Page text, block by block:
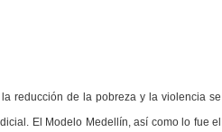
reducción de la pobreza y la violencia se
El Modelo Medellín, así como lo fue el